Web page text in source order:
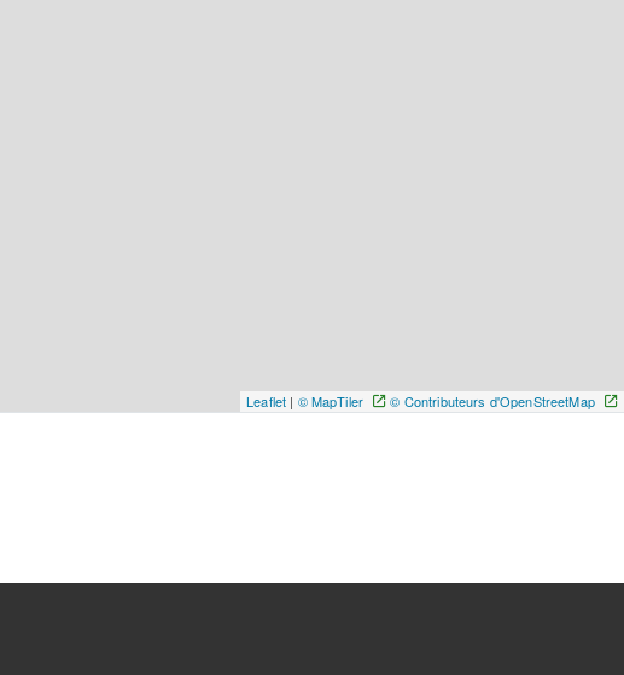
Leaflet | © MapTiler © Contributeurs d'OpenStreetMap